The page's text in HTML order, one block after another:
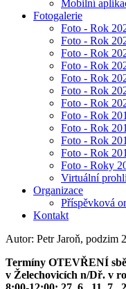
Mobilní
Fotogalerie
Foto - Rok
Foto - Rok
Foto - Rok
Foto - Rok
Foto - Rok
Foto - Rok
Foto - Rok
Foto - Rok
Foto - Rok
Foto - Rok
Foto - Rok
Foto - Roky
Virtuální
Organizace
Příspěvková
Kontakt
Autor: Petr Jaroň, podzim
Termíny OTEVŘENÍ
v Želechovicích n/Dř. v